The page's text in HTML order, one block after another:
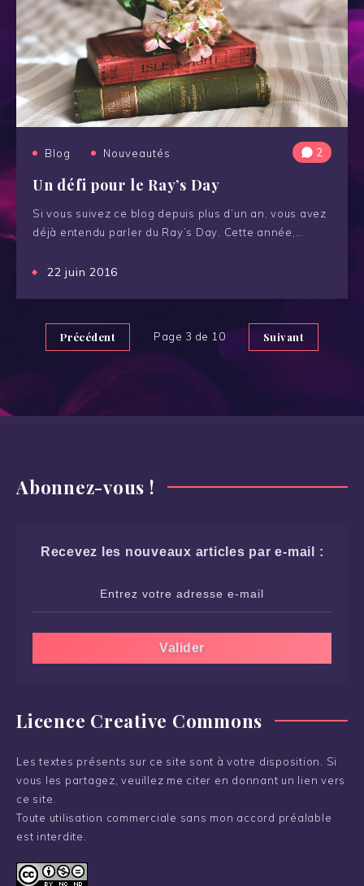
Blog Nouveautés 2
Un défi pour le Ray’s Day
Si vous suivez ce blog depuis plus d’un an, vous avez
déjà entendu parler du Ray’s Day. Cette année,…
22 juin 2016
Précédent Page 3 de 10 Suivant
Abonnez-vous !
Recevez les nouveaux articles par e-mail :
Licence Creative Commons
Les textes présents sur ce site sont à votre disposition. Si
vous les partagez, veuillez me citer en donnant un lien vers
ce site.
Toute utilisation commerciale sans mon accord préalable
est interdite.